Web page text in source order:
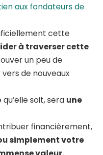
aux fondateurs de
cette
à traverser cette
un peu de
de nouveaux
soit, sera une
financièrement,
simplement votre